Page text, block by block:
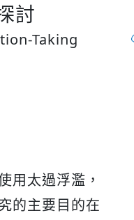
討
Taking
用太過浮濫，
的主要目的在